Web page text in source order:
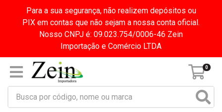
Para a sua segurança, não realizem depósitos ou
PIX em contas que não sejam a nossa conta oficial.
Nosso CNPJ é: 09.023.754/0006-46 Zein
Importação e Comércio LTDA
0